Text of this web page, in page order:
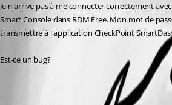
Je n'arrive pas à me connecter correctement
Smart Console dans RDM Free. Mon mot de
transmettre à l'application CheckPoint
Est-ce un bug?
All Comments (1)